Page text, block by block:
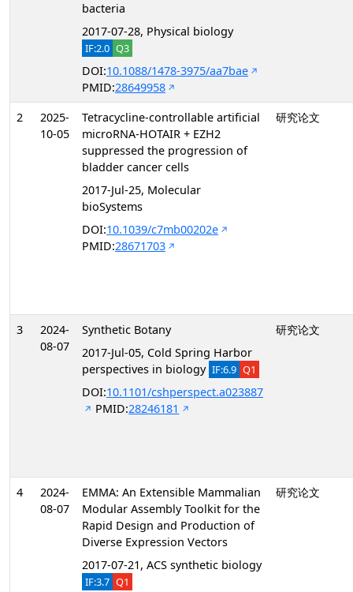
bacteria
2017-07-28, Physical biology
IF:2.0 Q3
DOI:10.1088/1478-3975/aa7bae
PMID:28649958
2
2025-
10-05
Tetracycline-controllable artificial
microRNA-HOTAIR + EZH2
suppressed the progression of
bladder cancer cells
2017-Jul-25, Molecular
bioSystems
DOI:10.1039/c7mb00202e
PMID:28671703
研究论文
3
2024-
08-07
Synthetic Botany
2017-Jul-05, Cold Spring Harbor
perspectives in biology IF:6.9 Q1
DOI:10.1101/cshperspect.a023887
PMID:28246181
研究论文
4
2024-
08-07
EMMA: An Extensible Mammalian
Modular Assembly Toolkit for the
Rapid Design and Production of
Diverse Expression Vectors
2017-07-21, ACS synthetic biology
IF:3.7 Q1
研究论文